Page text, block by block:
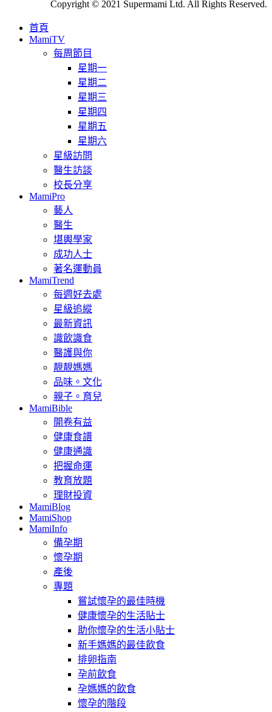
Copyright © 2021 Supermami Ltd. All Rights Reserved.
首頁
MamiTV
每周節目
星期一
星期二
星期三
星期四
星期五
星期六
星級訪問
醫生訪談
校長分享
MamiPro
藝人
醫生
堪輿學家
成功人士
著名運動員
MamiTrend
每週好去處
星級追縱
最新資訊
識飲識食
醫護與你
靚靚媽媽
品味。文化
親子。育兒
MamiBible
開卷有益
健康食譜
健康通識
把握命運
教育放題
理財投資
MamiBlog
MamiShop
MamiInfo
備孕期
懷孕期
產後
專題
嘗試懷孕的最佳時機
健康懷孕的生活貼士
助你懷孕的生活小貼士
新手媽媽的最佳飲食
排卵指南
孕前飲食
孕媽媽的飲食
懷孕的階段